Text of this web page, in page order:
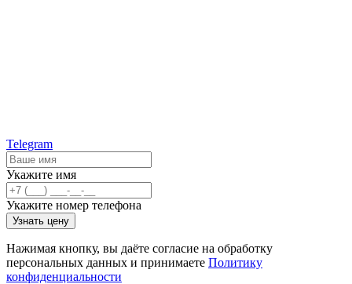
Telegram
Укажите имя
Укажите номер телефона
Узнать цену
Нажимая кнопку, вы даёте согласие на обработку
персональных данных и принимаете Политику
конфиденциальности